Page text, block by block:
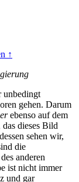
↑
unbedingt
gehen. Darum
erebenso auf dem
dieses Bild
sehen wir,
die
anderen
ist nicht immer
und gar